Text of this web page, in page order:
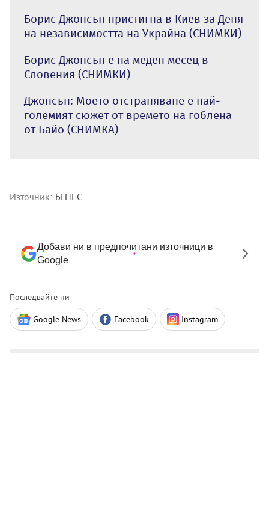
Борис Джонсън пристигна в Киев за Деня
на независимостта на Украйна (СНИМКИ)
Борис Джонсън е на меден месец в
Словения (СНИМКИ)
Джонсън: Моето отстраняване е най-
големият сюжет от времето на гоблена
от Байо (СНИМКА)
Източник: БГНЕС
Добави ни в предпочитани източници в
Google
Последвайте ни
Google News Facebook Instagram